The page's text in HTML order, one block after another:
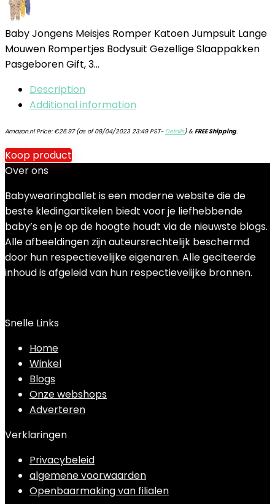
Baby Jongens Meisjes Romper Katoen Jumpsuit Lange
Mouwen Rompertjes Bodysuit Gezellige Slaappakken
Pasgeboren Gift, 3…
Description
Additional information
Amazon.nl Price: €26.97(as of 08/04/2023 23:49 PST- Details)&FREE Shipping.
Koop product
Over ons
Babywearingballet is een moderne website die de
beste kledingartikelen biedt voor je liefhebbende
baby’s en je op de hoogte houdt via de nieuwste blogs.
Alle afbeeldingen zijn auteursrechtelijk beschermd
door hun respectievelijke eigenaren. Alle geciteerde
inhoud is afgeleid van hun respectievelijke bronnen.
Snelle Links
Home
Winkel
Blogs
Onze webshops
Adverteren
Verklaringen
Privacybeleid
algemene voorwaarden
Openbaarmaking van filialen